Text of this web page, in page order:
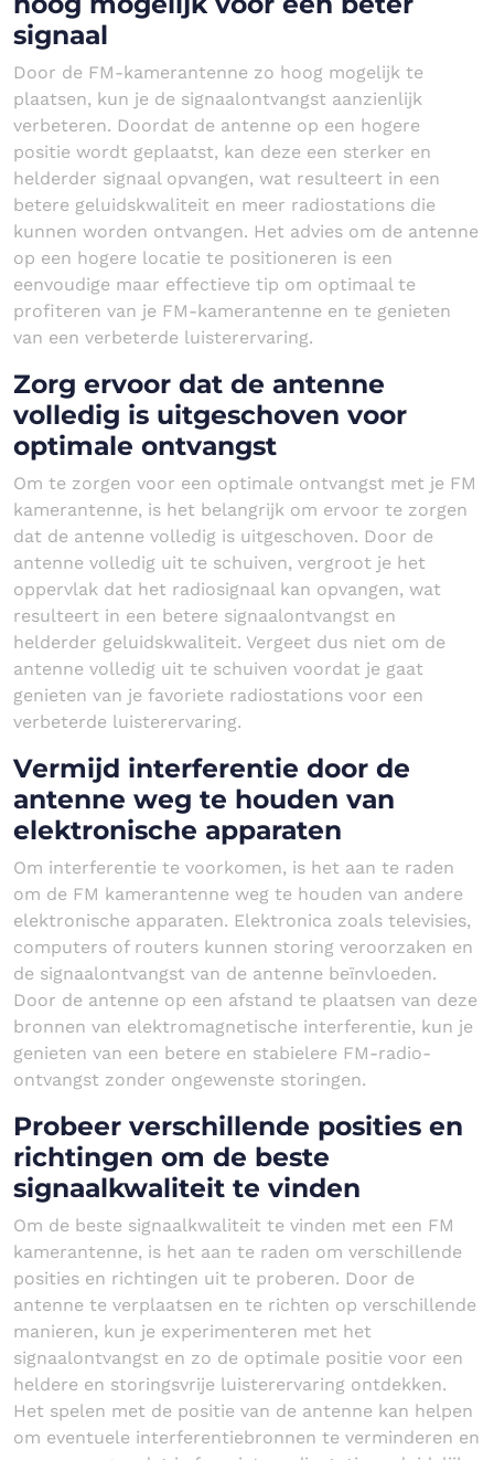
signaal
Door de FM-kamerantenne zo hoog mogelijk te
plaatsen, kun je de signaalontvangst aanzienlijk
verbeteren. Doordat de antenne op een hogere
positie wordt geplaatst, kan deze een sterker en
helderder signaal opvangen, wat resulteert in een
betere geluidskwaliteit en meer radiostations die
kunnen worden ontvangen. Het advies om de antenne
op een hogere locatie te positioneren is een
eenvoudige maar effectieve tip om optimaal te
profiteren van je FM-kamerantenne en te genieten
van een verbeterde luisterervaring.
Zorg ervoor dat de antenne
volledig is uitgeschoven voor
optimale ontvangst
Om te zorgen voor een optimale ontvangst met je FM
kamerantenne, is het belangrijk om ervoor te zorgen
dat de antenne volledig is uitgeschoven. Door de
antenne volledig uit te schuiven, vergroot je het
oppervlak dat het radiosignaal kan opvangen, wat
resulteert in een betere signaalontvangst en
helderder geluidskwaliteit. Vergeet dus niet om de
antenne volledig uit te schuiven voordat je gaat
genieten van je favoriete radiostations voor een
verbeterde luisterervaring.
Vermijd interferentie door de
antenne weg te houden van
elektronische apparaten
Om interferentie te voorkomen, is het aan te raden
om de FM kamerantenne weg te houden van andere
elektronische apparaten. Elektronica zoals televisies,
computers of routers kunnen storing veroorzaken en
de signaalontvangst van de antenne beïnvloeden.
Door de antenne op een afstand te plaatsen van deze
bronnen van elektromagnetische interferentie, kun je
genieten van een betere en stabielere FM-radio-
ontvangst zonder ongewenste storingen.
Probeer verschillende posities en
richtingen om de beste
signaalkwaliteit te vinden
Om de beste signaalkwaliteit te vinden met een FM
kamerantenne, is het aan te raden om verschillende
posities en richtingen uit te proberen. Door de
antenne te verplaatsen en te richten op verschillende
manieren, kun je experimenteren met het
signaalontvangst en zo de optimale positie voor een
heldere en storingsvrije luisterervaring ontdekken.
Het spelen met de positie van de antenne kan helpen
om eventuele interferentiebronnen te verminderen en